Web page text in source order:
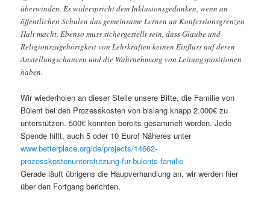
überwinden. Es widerspricht dem Inklusionsgedanken, wenn an
öffentlichen Schulen das gemeinsame Lernen an Konfessionsgrenzen
Halt macht. Ebenso muss sichergestellt sein, dass Glaube und
Religionszugehörigkeit von Lehrkräften keinen Einfluss auf deren
Anstellungschancen und die Wahrnehmung von Leitungspositionen
haben.
Wir wiederholen an dieser Stelle unsere Bitte, die Familie von
Bülent bei den Prozesskosten von bislang knapp 2.000€ zu
unterstützen. 500€ konnten bereits gesammelt werden. Jede
Spende hilft, auch 5 oder 10 Euro! Näheres unter
www.betterplace.org/de/projects/14662-
prozesskostenunterstutzung-fur-bulents-familie
Gerade läuft übrigens die Haupverhandlung an, wir werden hier
über den Fortgang berichten.